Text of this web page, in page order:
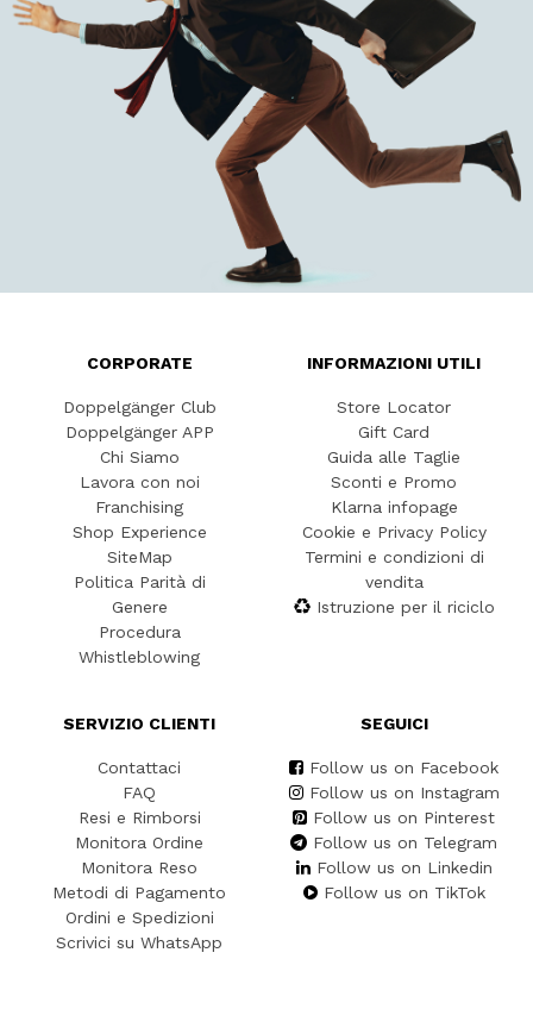
CORPORATE
Doppelgänger Club
Doppelgänger APP
Chi Siamo
Lavora con noi
Franchising
Shop Experience
SiteMap
Politica Parità di
Genere
Procedura
Whistleblowing
INFORMAZIONI UTILI
Store Locator
Gift Card
Guida alle Taglie
Sconti e Promo
Klarna infopage
Cookie e Privacy Policy
Termini e condizioni di
vendita
Istruzione per il riciclo
SERVIZIO CLIENTI
Contattaci
FAQ
Resi e Rimborsi
Monitora Ordine
Monitora Reso
Metodi di Pagamento
Ordini e Spedizioni
Scrivici su WhatsApp
SEGUICI
Follow us on Facebook
Follow us on Instagram
Follow us on Pinterest
Follow us on Telegram
Follow us on Linkedin
Follow us on TikTok